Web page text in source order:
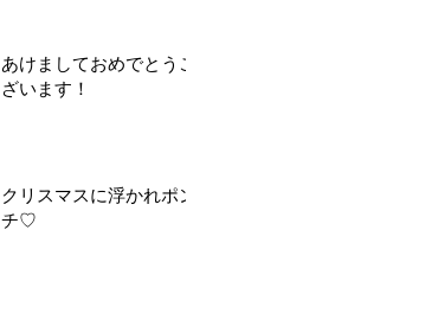
あけましておめでとうご
ざいます！
クリスマスに浮かれポン
チ♡